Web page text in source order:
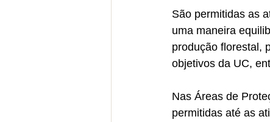
São permitidas as
uma maneira
produção florestal,
objetivos da UC,
Nas Áreas de
permitidas até as